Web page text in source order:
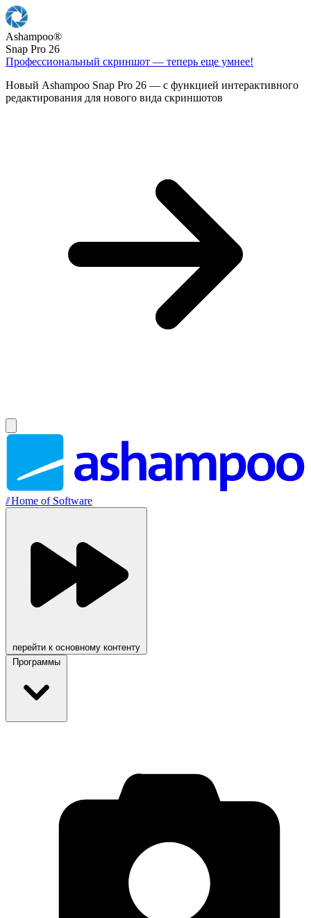
Ashampoo®
Snap Pro 26
Профессиональный скриншот — теперь еще умнее!
Новый Ashampoo Snap Pro 26 — с функцией интерактивного
редактирования для нового вида скриншотов
//Home of Software
перейти к основному контенту
Программы